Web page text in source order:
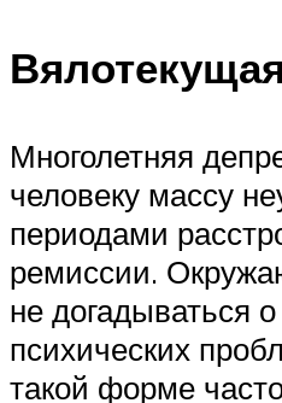
Вялотекущая
Многолетняя
человеку массу
периодами
ремиссии.
не догадываться
психических
такой форме